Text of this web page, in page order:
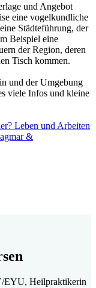
und Angebot
eine vogelkundliche
Städteführung, der
Beispiel eine
der Region, deren
Tisch kommen.
und der Umgebung
viele Infos und kleine
Leben und Arbeiten
&
EYU, Heilpraktikerin